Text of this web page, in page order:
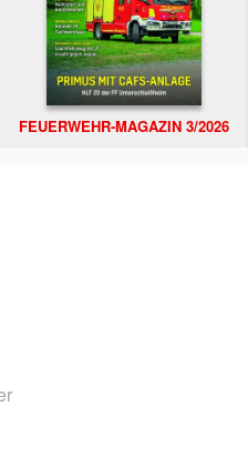
FEUERWEHR-MAGAZIN 3/2026